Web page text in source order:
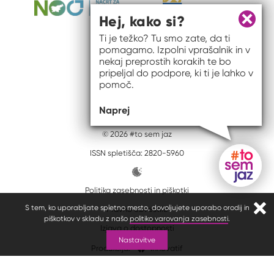
S tem, ko uporabljate spletno mesto, dovoljujete uporabo orodij in
piškotkov v skladu z našo politiko varovanja zasebnosti.
Nastavitve
© 2026 #to sem jaz
ISSN spletišča: 2820-5960
Politika zasebnosti in piškotki
Pravno obvestilo
Izjava o dostopnosti
Produkcija: Innovatif
Gumb
Zapri
Hej, kako si?
Ti je težko? Tu smo zate, da ti
pomagamo. Izpolni vprašalnik in v
nekaj preprostih korakih te bo
pripeljal do podpore, ki ti je lahko v
pomoč.
Naprej